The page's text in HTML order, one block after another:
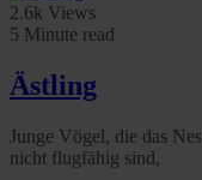
2.6k Views
5 Minute read
Ästling
Junge Vögel, die das
nicht flugfähig sind,